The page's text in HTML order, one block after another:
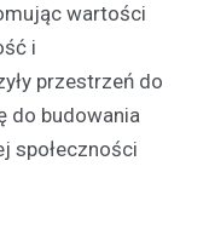
wartości
i
przestrzeń do
do budowania
społeczności